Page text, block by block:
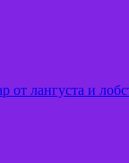
от лангуста и